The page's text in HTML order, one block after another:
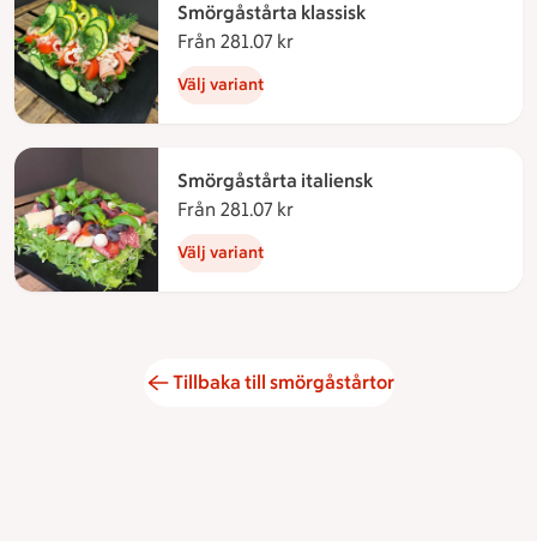
Smörgåstårta klassisk
Från 281.07 kr
Välj variant
Smörgåstårta italiensk
Från 281.07 kr
Välj variant
Tillbaka till smörgåstårtor